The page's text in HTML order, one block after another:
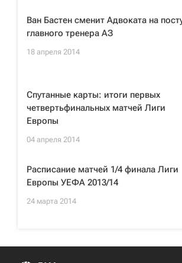
Ван Бастен сменит Адвоката на
главного тренера АЗ
18 апреля 2014
Спутанные карты: итоги первых
четвертьфинальных матчей Лиги
Европы
04 апреля 2014
Расписание матчей 1/4 финала Лиги
Европы УЕФА 2013/14
24 марта 2014